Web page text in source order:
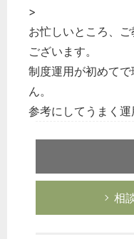
>
お忙しいところ、
ございます。
制度運用が初めて
ん。
参考にしてうまく運
相